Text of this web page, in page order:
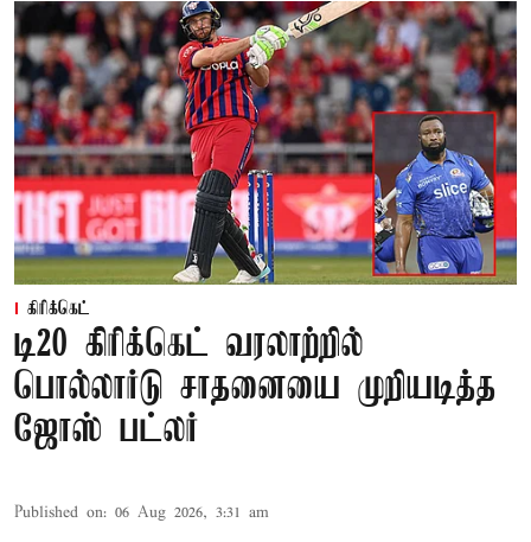
கிரிக்கெட்
டி20 கிரிக்கெட் வரலாற்றில்
பொல்லார்டு சாதனையை முறியடித்த
ஜோஸ் பட்லர்
Published on: 06 Aug 2026, 3:31 am